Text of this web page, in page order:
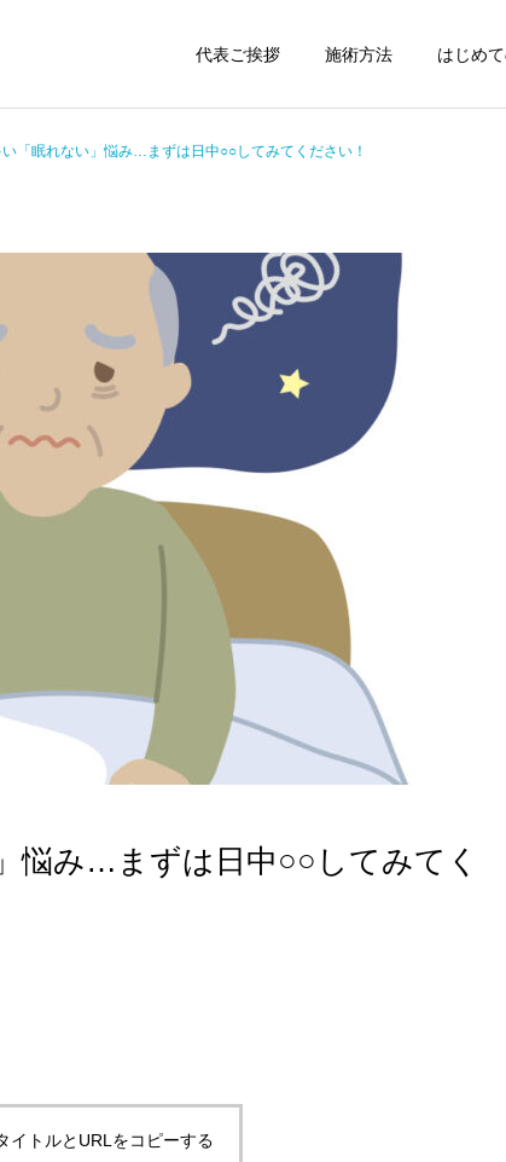
代表ご挨拶 施術方法 はじめ
「眠れない」悩み…まずは日中○○してみてください！
悩み…まずは日中○○してみてく
イトルとURLをコピーする